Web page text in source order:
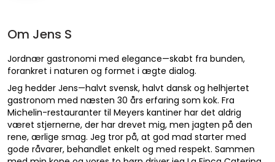
Om Jens S
Jordnær gastronomi med elegance—skabt fra bunden,
forankret i naturen og formet i ægte dialog.
Jeg hedder Jens—halvt svensk, halvt dansk og helhjertet
gastronom med næsten 30 års erfaring som kok. Fra
Michelin-restauranter til Meyers kantiner har det aldrig
været stjernerne, der har drevet mig, men jagten på den
rene, ærlige smag. Jeg tror på, at god mad starter med
gode råvarer, behandlet enkelt og med respekt. Sammen